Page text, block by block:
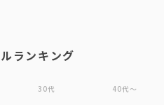
ランキング
30代 40代〜